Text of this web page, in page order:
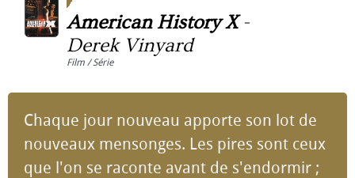
American History X-
Derek Vinyard
Film / Série
Chaque jour nouveau apporte son lot de
nouveaux mensonges. Les pires sont ceux
que l'on se raconte avant de s'endormir ;